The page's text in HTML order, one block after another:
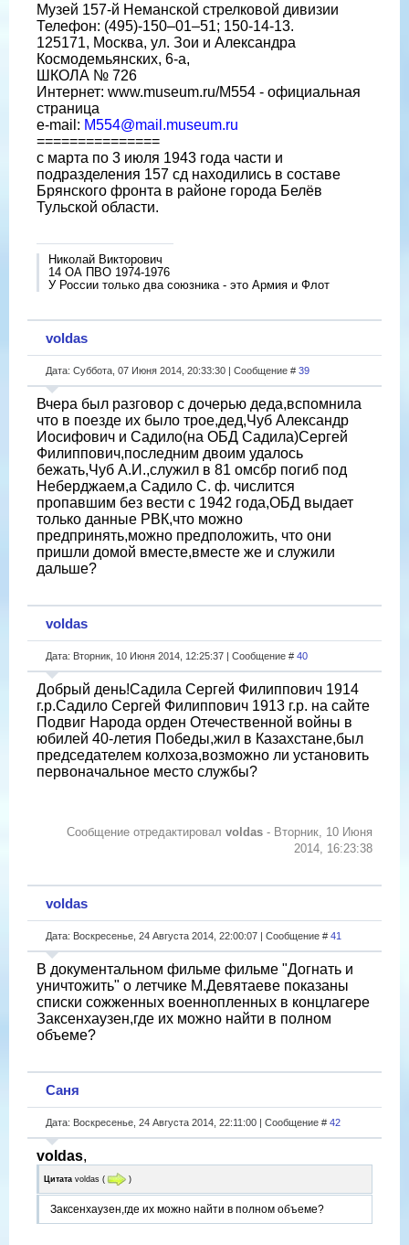
Музей 157-й Неманской стрелковой дивизии
Телефон: (495)-150–01–51; 150-14-13.
125171, Москва, ул. Зои и Александра
Космодемьянских, 6-а,
ШКОЛА № 726
Интернет: www.museum.ru/M554 - официальная
страница
e-mail: M554@mail.museum.ru
===============
с марта по 3 июля 1943 года части и
подразделения 157 сд находились в составе
Брянского фронта в районе города Белёв
Тульской области.
Николай Викторович
14 ОА ПВО 1974-1976
У России только два союзника - это Армия и Флот
voldas
Дата: Суббота, 07 Июня 2014, 20:33:30 | Сообщение # 39
Вчера был разговор с дочерью деда,вспомнила
что в поезде их было трое,дед,Чуб Александр
Иосифович и Садило(на ОБД Садила)Сергей
Филиппович,последним двоим удалось
бежать,Чуб А.И.,служил в 81 омсбр погиб под
Неберджаем,а Садило С. ф. числится
пропавшим без вести с 1942 года,ОБД выдает
только данные РВК,что можно
предпринять,можно предположить, что они
пришли домой вместе,вместе же и служили
дальше?
voldas
Дата: Вторник, 10 Июня 2014, 12:25:37 | Сообщение # 40
Добрый день!Садила Сергей Филиппович 1914
г.р.Садило Сергей Филиппович 1913 г.р. на сайте
Подвиг Народа орден Отечественной войны в
юбилей 40-летия Победы,жил в Казахстане,был
председателем колхоза,возможно ли установить
первоначальное место службы?
Сообщение отредактировал voldas - Вторник, 10 Июня
2014, 16:23:38
voldas
Дата: Воскресенье, 24 Августа 2014, 22:00:07 | Сообщение # 41
В документальном фильме фильме "Догнать и
уничтожить" о летчике М.Девятаеве показаны
списки сожженных военнопленных в концлагере
Заксенхаузен,где их можно найти в полном
объеме?
Саня
Дата: Воскресенье, 24 Августа 2014, 22:11:00 | Сообщение # 42
voldas,
Цитата voldas ( )
Заксенхаузен,где их можно найти в полном объеме?